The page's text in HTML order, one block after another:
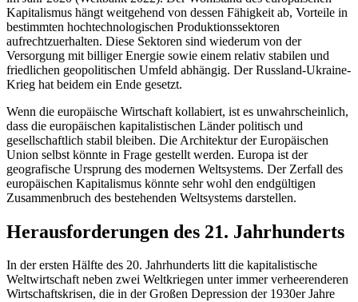
Kapitalismus hängt weitgehend von dessen Fähigkeit ab, Vorteile in
bestimmten hochtechnologischen Produktionssektoren
aufrechtzuerhalten. Diese Sektoren sind wiederum von der
Versorgung mit billiger Energie sowie einem relativ stabilen und
friedlichen geopolitischen Umfeld abhängig. Der Russland-Ukraine-
Krieg hat beidem ein Ende gesetzt.
Wenn die europäische Wirtschaft kollabiert, ist es unwahrscheinlich,
dass die europäischen kapitalistischen Länder politisch und
gesellschaftlich stabil bleiben. Die Architektur der Europäischen
Union selbst könnte in Frage gestellt werden. Europa ist der
geografische Ursprung des modernen Weltsystems. Der Zerfall des
europäischen Kapitalismus könnte sehr wohl den endgültigen
Zusammenbruch des bestehenden Weltsystems darstellen.
Herausforderungen des 21. Jahrhunderts
In der ersten Hälfte des 20. Jahrhunderts litt die kapitalistische
Weltwirtschaft neben zwei Weltkriegen unter immer verheerenderen
Wirtschaftskrisen, die in der Großen Depression der 1930er Jahre